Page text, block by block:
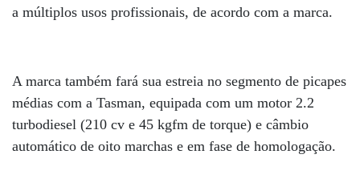
a múltiplos usos profissionais, de acordo com a marca.
A marca também fará sua estreia no segmento de picapes
médias com a Tasman, equipada com um motor 2.2
turbodiesel (210 cv e 45 kgfm de torque) e câmbio
automático de oito marchas e em fase de homologação.